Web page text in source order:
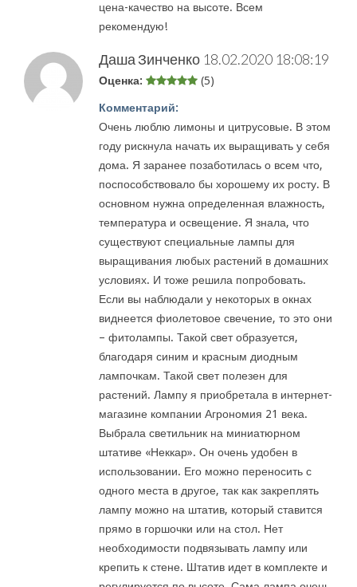
цена-качество на высоте. Всем
рекомендую!
Даша Зинченко 18.02.2020 18:08:19
Оценка: (5)
Комментарий:
Очень люблю лимоны и цитрусовые. В этом
году рискнула начать их выращивать у себя
дома. Я заранее позаботилась о всем что,
поспособствовало бы хорошему их росту. В
основном нужна определенная влажность,
температура и освещение. Я знала, что
существуют специальные лампы для
выращивания любых растений в домашних
условиях. И тоже решила попробовать.
Если вы наблюдали у некоторых в окнах
виднеется фиолетовое свечение, то это они
– фитолампы. Такой свет образуется,
благодаря синим и красным диодным
лампочкам. Такой свет полезен для
растений. Лампу я приобретала в интернет-
магазине компании Агрономия 21 века.
Выбрала светильник на миниатюрном
штативе «Неккар». Он очень удобен в
использовании. Его можно переносить с
одного места в другое, так как закреплять
лампу можно на штатив, который ставится
прямо в горшочки или на стол. Нет
необходимости подвязывать лампу или
крепить к стене. Штатив идет в комплекте и